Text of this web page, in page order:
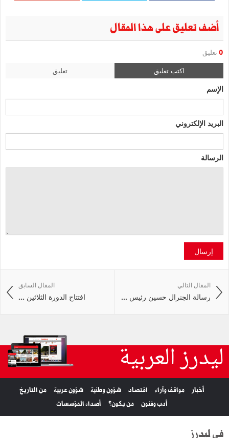
أضف تعليق على هذا المقال
0 تعليق
اكتب تعليق تعليق
الإسم
البريد الإلكتروني
الرسالة
إرسال
المقال السابق
افتتاح الدورة الثلاثين ...
المقال التالي
رسالة الجنرال حسين رئيس ...
ليدرز العربية
أخبار مواقف وآراء اقتصاد شؤون وطنية شؤون عربية
من التاريخ
أدب وفنون
من يكون؟ أصداء المؤسسات
في ليدرز